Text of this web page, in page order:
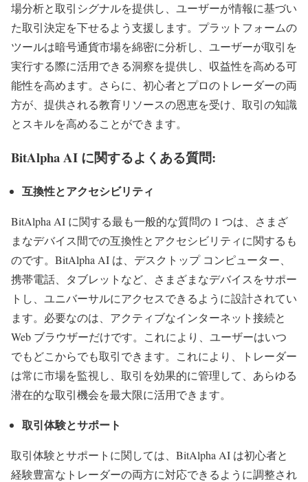
場分析と取引シグナルを提供し、ユーザーが情報に基づい
た取引決定を下せるよう支援します。プラットフォームの
ツールは暗号通貨市場を綿密に分析し、ユーザーが取引を
実行する際に活用できる洞察を提供し、収益性を高める可
能性を高めます。さらに、初心者とプロのトレーダーの両
方が、提供される教育リソースの恩恵を受け、取引の知識
とスキルを高めることができます。
BitAlpha AI に関するよくある質問:
互換性とアクセシビリティ
BitAlpha AI に関する最も一般的な質問の 1 つは、さまざ
まなデバイス間での互換性とアクセシビリティに関するも
のです。BitAlpha AI は、デスクトップ コンピューター、
携帯電話、タブレットなど、さまざまなデバイスをサポー
トし、ユニバーサルにアクセスできるように設計されてい
ます。必要なのは、アクティブなインターネット接続と
Web ブラウザーだけです。これにより、ユーザーはいつ
でもどこからでも取引できます。これにより、トレーダー
は常に市場を監視し、取引を効果的に管理して、あらゆる
潜在的な取引機会を最大限に活用できます。
取引体験とサポート
取引体験とサポートに関しては、BitAlpha AI は初心者と
経験豊富なトレーダーの両方に対応できるように調整され